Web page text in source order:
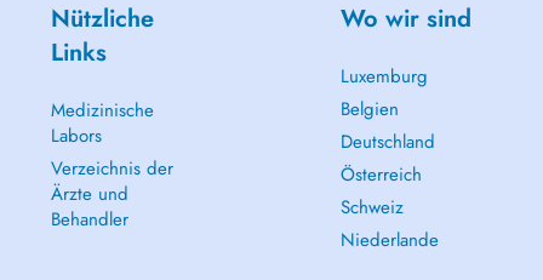
Nützliche
Links
Medizinische
Labors
Verzeichnis der
Ärzte und
Behandler
Wo wir sind
Luxemburg
Belgien
Deutschland
Österreich
Schweiz
Niederlande